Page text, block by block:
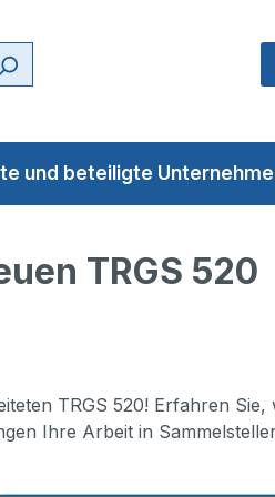
und beteiligte
TRGS 520
TRGS 520! Erfahren
Ihre Arbeit in